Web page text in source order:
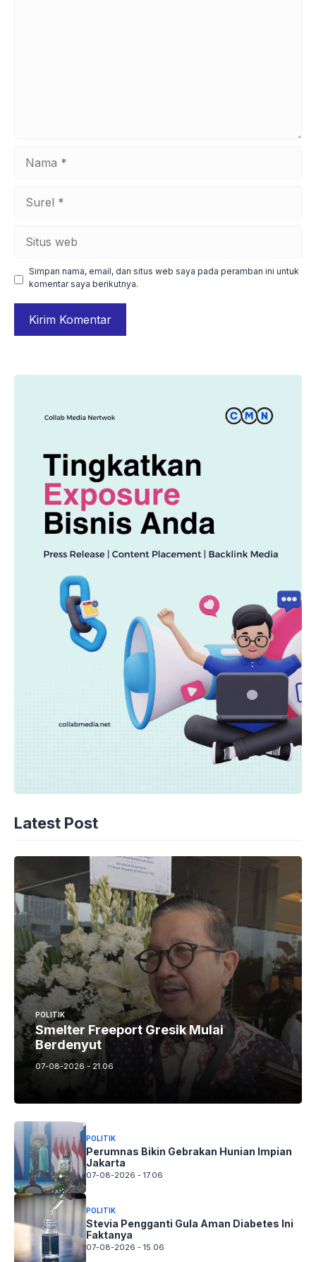
web
Simpan nama, email, dan situs web saya pada peramban ini untuk
komentar saya berikutnya.
Latest Post
POLITIK
Smelter Freeport Gresik Mulai
Berdenyut
07-08-2026 - 21.06
POLITIK
Perumnas Bikin Gebrakan Hunian Impian
Jakarta
07-08-2026 - 17.06
POLITIK
Stevia Pengganti Gula Aman Diabetes Ini
Faktanya
07-08-2026 - 15.06